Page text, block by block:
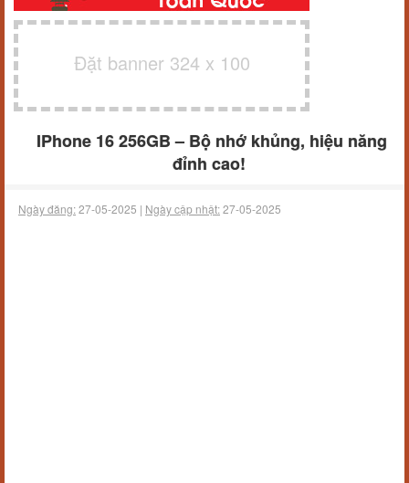
Đặt banner 324 x 100
IPhone 16 256GB – Bộ nhớ khủng, hiệu năng
đỉnh cao!
Ngày đăng:27-05-2025 | Ngày cập nhật:27-05-2025